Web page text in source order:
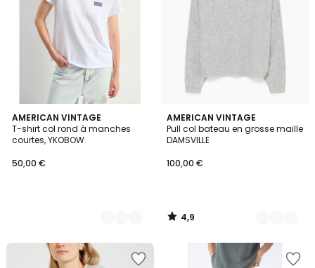
AMERICAN VINTAGE
T-shirt col rond à manches
courtes, YKOBOW
50,00 €
2
Couleurs
AMERICAN VINTAGE
Pull col bateau en grosse maille
DAMSVILLE
100,00 €
4,9
/ 5
6
Couleurs
4,9
/